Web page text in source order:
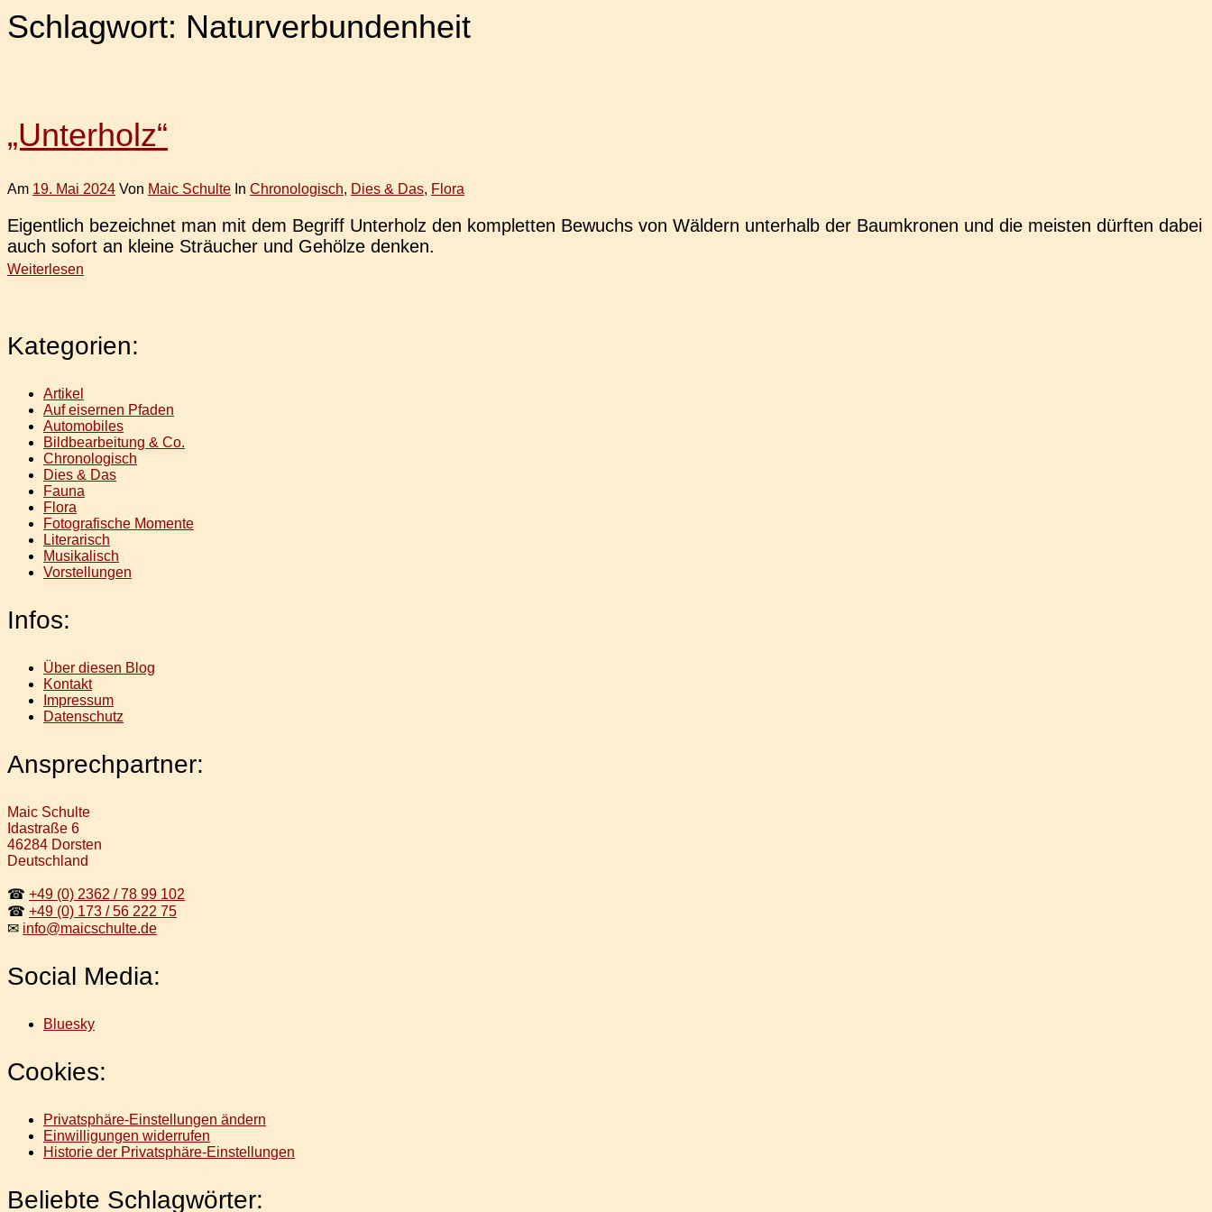
Schlagwort: Naturverbundenheit
„Unterholz“
Am 19. Mai 2024 Von Maic Schulte In Chronologisch, Dies & Das, Flora
Eigent­lich bezeich­net man mit dem Begriff Unter­holz den kom­plet­ten Bewuchs von Wäl­dern unter­halb der Baum­kro­nen und die meis­ten dürf­ten dabei
auch sofort an kleine Sträu­cher und Gehöl­ze denken.
Weiterlesen
Kategorien:
Artikel
Auf eisernen Pfaden
Automobiles
Bildbearbeitung & Co.
Chronologisch
Dies & Das
Fauna
Flora
Fotografische Momente
Literarisch
Musikalisch
Vorstellungen
Infos:
Über diesen Blog
Kontakt
Impressum
Datenschutz
Ansprechpartner:
Maic Schulte
Idastraße 6
46284 Dorsten
Deutschland
☎ +49 (0) 2362 / 78 99 102
☎ +49 (0) 173 / 56 222 75
✉ info@maicschulte.de
Social Media:
Bluesky
Cookies:
Privatsphäre-Einstellungen ändern
Einwilligungen widerrufen
Historie der Privatsphäre-Einstellungen
Beliebte Schlagwörter: